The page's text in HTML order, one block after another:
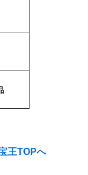
王TOPへ